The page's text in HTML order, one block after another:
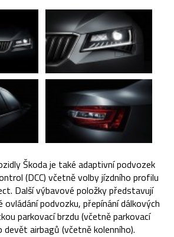
Škoda je také adaptivní podvozek
(DCC) včetně volby jízdního profilu
Další výbavové položky představují
ovládání podvozku, přepínání dálkových
parkovací brzdu (včetně parkovací
devět airbagů (včetně kolenního).